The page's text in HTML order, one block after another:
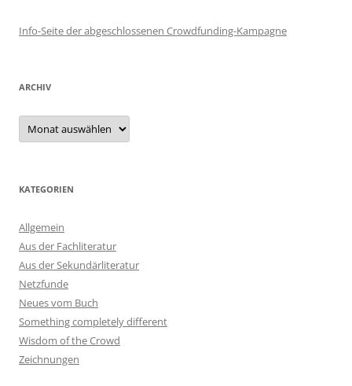
Info-Seite der abgeschlossenen Crowdfunding-Kampagne
ARCHIV
Archiv
KATEGORIEN
Allgemein
Aus der Fachliteratur
Aus der Sekundärliteratur
Netzfunde
Neues vom Buch
Something completely different
Wisdom of the Crowd
Zeichnungen